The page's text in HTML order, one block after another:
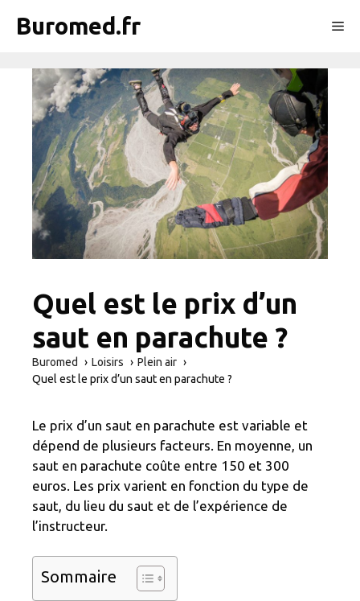
Buromed.fr
Quel est le prix d’un
saut en parachute ?
Buromed Loisirs
Plein air
Quel est le prix d’un saut en parachute ?
Le prix d’un saut en parachute est variable et
dépend de plusieurs facteurs. En moyenne, un
saut en parachute coûte entre 150 et 300
euros. Les prix varient en fonction du type de
saut, du lieu du saut et de l’expérience de
l’instructeur.
Sommaire